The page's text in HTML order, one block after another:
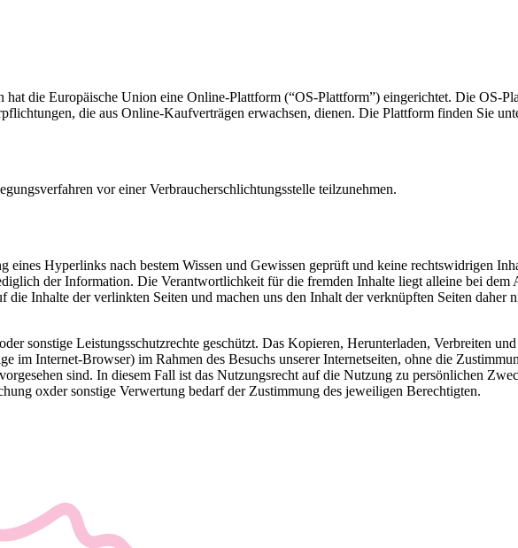
die Europäische Union eine Online-Plattform (“OS-Plattform”) eingerichtet. Die OS-
die aus Online-Kaufverträgen erwachsen, dienen. Die Plattform finden Sie
vor einer Verbraucherschlichtungsstelle teilzunehmen.
Hyperlinks nach bestem Wissen und Gewissen geprüft und keine rechtswidrigen
der Information. Die Verantwortlichkeit für die fremden Inhalte liegt alleine bei dem
Inhalte der verlinkten Seiten und machen uns den Inhalt der verknüpften Seiten daher
sonstige Leistungsschutzrechte geschützt. Das Kopieren, Herunterladen, Verbreiten
im Internet-Browser) im Rahmen des Besuchs unserer Internetseiten, ohne die
sind. In diesem Fall ist das Nutzungsrecht auf die Nutzung zu persönlichen
oxder sonstige Verwertung bedarf der Zustimmung des jeweiligen Berechtigten.